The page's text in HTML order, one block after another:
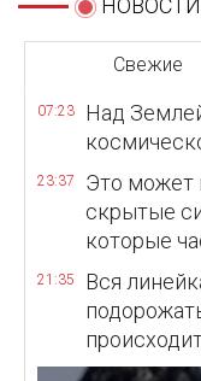
Свежие
07:23
Над
23:37
Это может
скрытые
которые
21:35
Вся